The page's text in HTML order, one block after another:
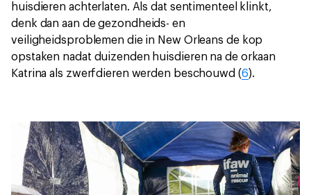
huisdieren achterlaten. Als dat sentimenteel klinkt,
denk dan aan de gezondheids- en
veiligheidsproblemen die in New Orleans de kop
opstaken nadat duizenden huisdieren na de orkaan
Katrina als zwerfdieren werden beschouwd (6).